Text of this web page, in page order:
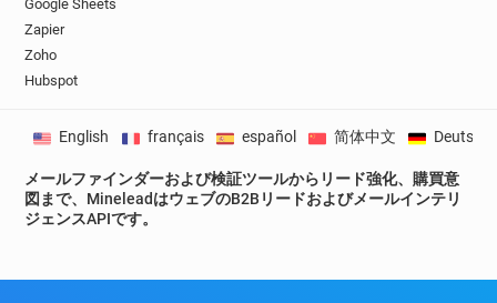
y********@ca-atlantique-vendee.fr
g************@ca-atlantique-vendee.fr
j*********@ca-atlantique-vendee.fr
z********@ca-atlantique-vendee.fr
f********@ca-atlantique-vendee.fr
Google Sheets
Zapier
Zoho
Hubspot
メールファインダーおよび検証ツールからリード強化、購買意
図まで、MineleadはウェブのB2Bリードおよびメールインテリ
ジェンスAPIです。
English français español 简体中文 Deutsch